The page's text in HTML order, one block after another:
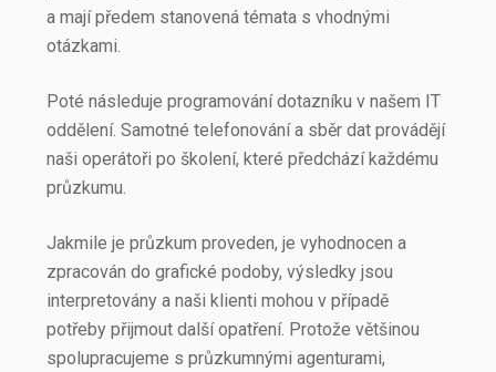
a mají předem stanovená témata s vhodnými
otázkami.
Poté následuje programování dotazníku v našem IT
oddělení. Samotné telefonování a sběr dat provádějí
naši operátoři po školení, které předchází každému
průzkumu.
Jakmile je průzkum proveden, je vyhodnocen a
zpracován do grafické podoby, výsledky jsou
interpretovány a naši klienti mohou v případě
potřeby přijmout další opatření. Protože většinou
spolupracujeme s průzkumnými agenturami,